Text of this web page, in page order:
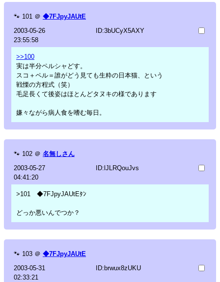
🐾 101 ＠ ◆7FJpyJAUtE
2003-05-26
23:55:58
ID:3bUCyX5AXY
>>100
実は半分ペルシャどす。
スコ＋ペル＝誰がどう見ても生粋の日本猫、という
戦慄の方程式（笑）
毛足長くて後姿はほとんどタヌキの様であります
嫌々ながら病人食を嗜む毎日。
🐾 102 ＠ 名無しさん
2003-05-27
04:41:20
ID:lJLRQouJvs
>101 ◆7FJpyJAUtEﾀﾝ
どっか悪いんでつか？
🐾 103 ＠ ◆7FJpyJAUtE
2003-05-31
02:33:21
ID:brwux8zUKU